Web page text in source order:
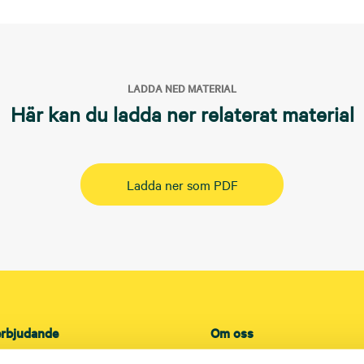
LADDA NED MATERIAL
Här kan du ladda ner relaterat material
Ladda ner som PDF
Om oss
Översikt